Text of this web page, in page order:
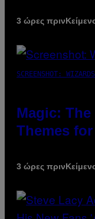
3 ώρες πριν
SCREENSHOT:
Magic:
Themes
3 ώρες πριν